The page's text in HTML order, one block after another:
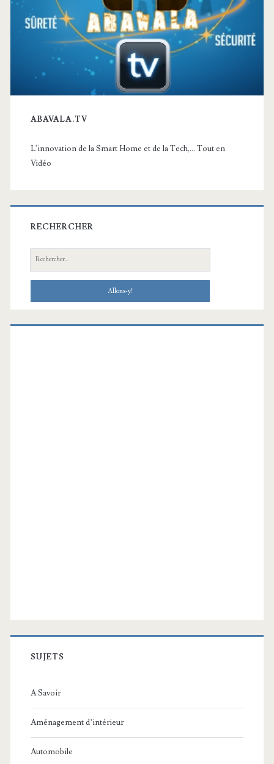
ABAVALA.TV
L'innovation de la Smart Home et de la Tech,... Tout en
Vidéo
RECHERCHER
Recherche:
SUJETS
A Savoir
Aménagement d’intérieur
Automobile